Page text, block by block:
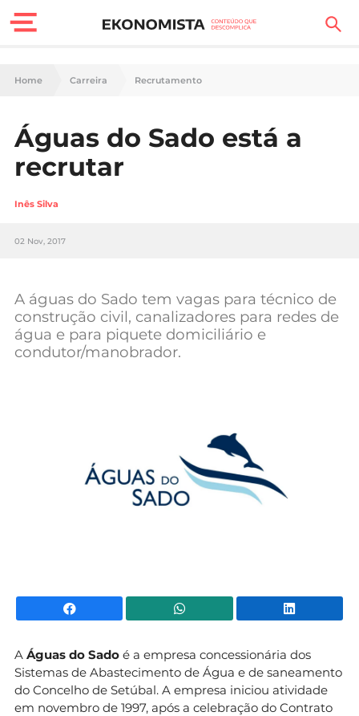
Finanças Pessoais
Carreira
Tecnologia
Negócios
Home Carreira Recrutamento
Águas do Sado está a
recrutar
Inês Silva
02 Nov, 2017
A águas do Sado tem vagas para técnico de
construção civil, canalizadores para redes de
água e para piquete domiciliário e
condutor/manobrador.
Facebook WhatsApp
A Águas do Sado é a empresa concessionária dos
Sistemas de Abastecimento de Água e de saneamento
do Concelho de Setúbal. A empresa iniciou atividade
em novembro de 1997, após a celebração do Contrato